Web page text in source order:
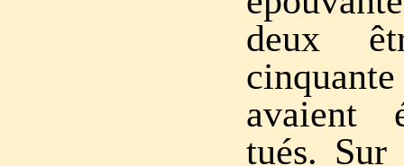
deux
avaient
tués. Sur